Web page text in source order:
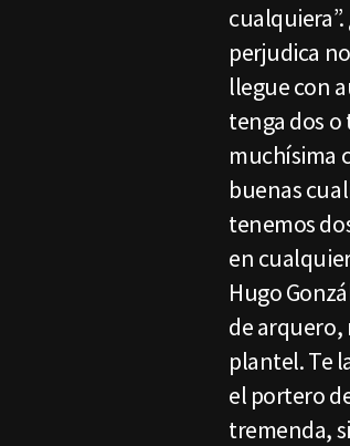
perjudica
llegue con
tenga dos
muchísima
buenas
tenemos
en
Hugo
de
plantel. Te
el portero
tremenda,